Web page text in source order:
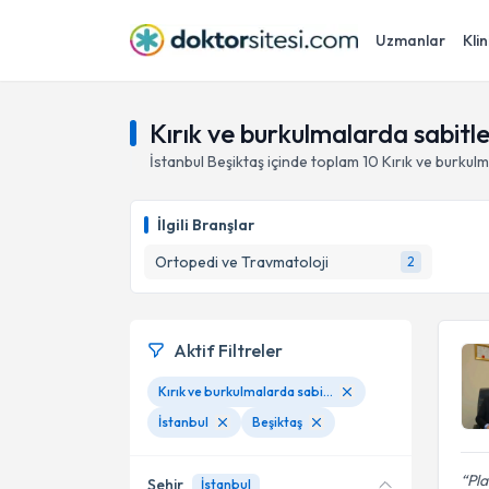
Uzmanlar
Kırık ve burkulmalarda
İstanbul Beşiktaşiçinde toplam 10 Kırık ve
İlgili Branşlar
Ortopedi ve Travmatoloji
2
Aktif Filtreler
Kırık ve burkulmalarda sabitleme ve alçıya alma
İstanbul
Beşiktaş
Şehir İstanbul